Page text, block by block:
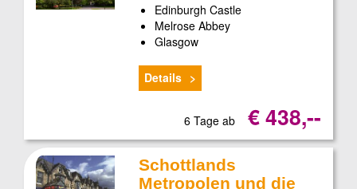
Edinburgh Castle
Melrose Abbey
Glasgow
Details
6 Tage ab € 438,--
Schottlands
Metropolen und die